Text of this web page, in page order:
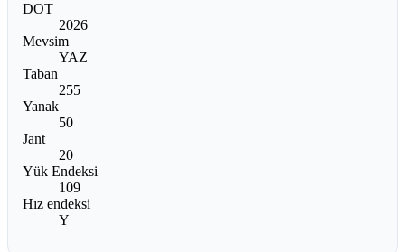
DOT
2026
Mevsim
YAZ
Taban
255
Yanak
50
Jant
20
Yük Endeksi
109
Hız endeksi
Y